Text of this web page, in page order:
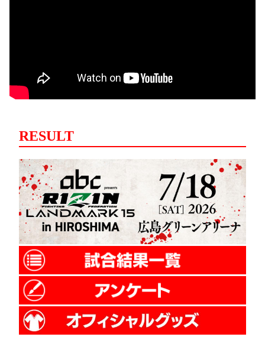
RESULT